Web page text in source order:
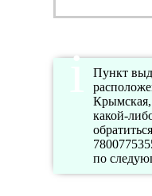
Пункт
какой-
по